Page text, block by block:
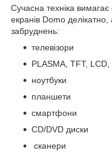
Сучасна техніка вимагає
екранів Domo
забруднень:
телевізори
PLASMA, TFT, LCD,
ноутбуки
планшети
смартфони
CD/DVD диски
сканери